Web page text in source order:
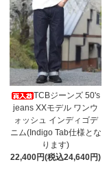
TCBジーンズ 50's
jeans XXモデル ワンウ
ォッシュ インディゴデ
ニム(Indigo Tab仕様とな
ります)
22,400円(税込24,640円)